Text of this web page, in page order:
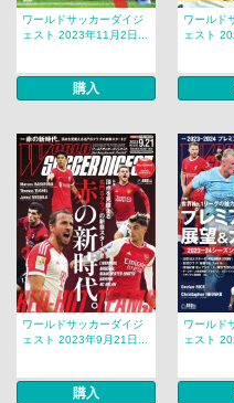
ワールドサッカーダイジ
ェスト 2023年11月2日...
購入
ワールド
ェスト
ワールドサッカーダイジ
ェスト 2023年9月21日...
購入
ワールド
ェスト